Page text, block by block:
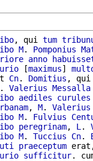
, qui tum
M. Pomponius
anno
[maximus]
Cn. Domitius , qui
. Valerius Messalla
aediles curules
, M. Valerius
M. Fulvius
peregrinam, L .
M. Tuccius Cn.
uti praeceptum
sufficitur.